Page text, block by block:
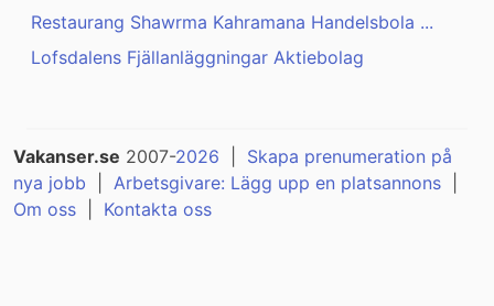
Restaurang Shawrma Kahramana Handelsbola ...
Lofsdalens Fjällanläggningar Aktiebolag
Vakanser.se 2007-2026
Skapa prenumeration på
nya jobb
Arbetsgivare: Lägg upp en platsannons
Om oss
Kontakta oss